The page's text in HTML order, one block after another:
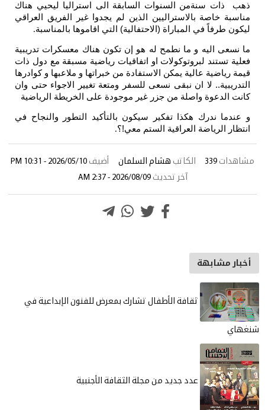
ذهب ذات سنةمن السنوات السابقة الى استراليا ليحيي هناك
مناسبة خاصة بالاستراليين الذين لم يجدوا غير الفريق العراقي
ليكون طرفاً في المباراة (الاحتفالية) التي اقاموها بالمناسبة.
ما نسعى اليه و ما نطمح له هو إن تكون هناك معسكرات تدريبية
فعلية تستند لبروتوكولات او اتفاقيات رياضية مسبقة مع دول ذات
قيمة رياضية عالية يمكن الاستفادة من خبراتها و ملاعبها و كوادرها
التدريبية.. لا ان نبقى نسعى للسفر ومتعة تغيير الاجواء حتى وان
كانت الدعوة واصلة من جزر غير موجودة على الخريطة الرياضية
و عندما ندرك هكذا تفكير سيكون بالتأكيد التطور والنجاح في
انتظار الرياضة العراقية الستم معي!؟.
مشاهدات 339 الكاتب هشام السلمان أضيف 2026/05/10 - 10:31 PM
آخر تحديث 2026/08/09 - 2:37 AM
أخبار مشابهة
ثقافة الأطفال تشارك بمعرض للفنون الإبداعية في
شنغهاي
عدد جديد من مجلة الثقافة الأجنبية